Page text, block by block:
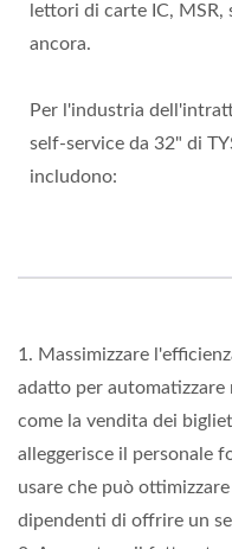
lettori di carte IC,
ancora.
Per l'industria
self-service da 32" di
includono:
1. Massimizzare
adatto per
come la vendita dei
alleggerisce il personale
usare che può
dipendenti di offrire un